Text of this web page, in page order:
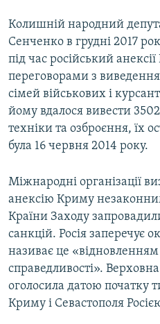
Колишній народний
Сенченко в грудні 2017
під час російський
переговорами з
сімей військових і
йому вдалося вивести
техніки та озброєння, їх
була 16 червня 2014 року.
Міжнародні організації
анексію Криму
Країни Заходу
санкцій. Росія заперечує
називає це «відновленням
справедливості».
оголосила датою початку
Криму і Севастополя